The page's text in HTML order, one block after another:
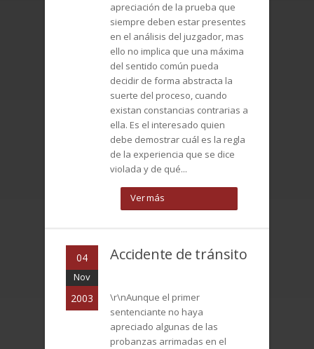
apreciación de la prueba que
siempre deben estar presentes
en el análisis del juzgador, mas
ello no implica que una máxima
del sentido común pueda
decidir de forma abstracta la
suerte del proceso, cuando
existan constancias contrarias a
ella. Es el interesado quien
debe demostrar cuál es la regla
de la experiencia que se dice
violada y de qué...
Ver más
04
Nov
2003
Accidente de tránsito
\r\nAunque el primer
sentenciante no haya
apreciado algunas de las
probanzas arrimadas en el